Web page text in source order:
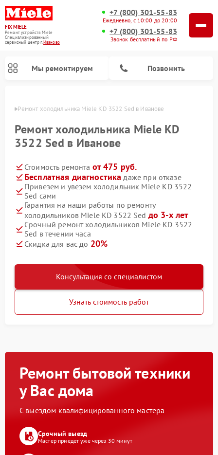
FIX-MIELE
Ремонт устройств Miele
Специализированный
cервисный центр г.Иваново
+7 (800) 301-55-83
Ежедневно, с 10:00 до 20:00
+7 (800) 301-55-83
Звонок бесплатный по РФ
Мы ремонтируем Позвонить
Ремонт холодильника Miele KD 3522 Sed в Иванове
Ремонт холодильника Miele KD
3522 Sed в Иванове
Стоимость ремонта от 475 руб.
Бесплатная диагностика даже при отказе
Привезем и увезем холодильник Miele KD 3522
Sed сами
Гарантия на наши работы по ремонту
холодильников Miele KD 3522 Sed до 3-х лет
Срочный ремонт холодильников Miele KD 3522
Sed в течении часа
Скидка для вас до 20%
Консультация со специалистом
Узнать стоимость работ
Ремонт бытовой техники
у Вас дома
С выездом квалифицированного мастера
Срочный выезд
Мастер приедет уже через 30 минут